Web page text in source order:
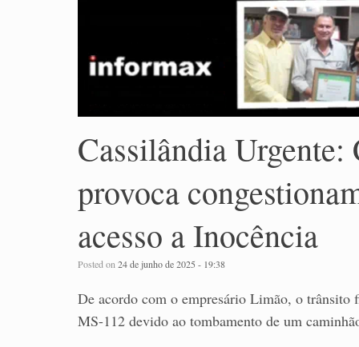
Cassilândia Urgente:
provoca
acesso a Inocência
Posted on24 de junho de 2025 - 19:38
De acordo com o empresário Limão, o
MS-112 devido ao tombamento de um